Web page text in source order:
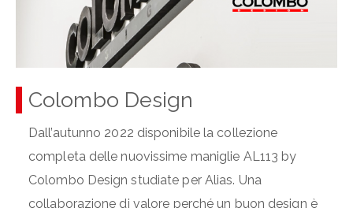
Colombo Design
Dall’autunno 2022 disponibile la collezione
completa delle nuovissime maniglie AL113 by
Colombo Design studiate per Alias. Una
collaborazione di valore perché un buon design è